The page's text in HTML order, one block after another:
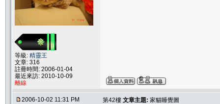
等級: 精靈王
文章: 316
註冊時間: 2006-01-04
最近來訪: 2010-10-09
離線
2006-10-02 11:31 PM 第42樓 文章主題: 家貓睡覺圖